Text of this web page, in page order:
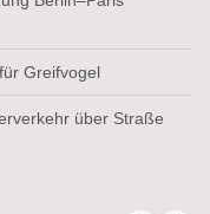
Greifvogel
über Straße